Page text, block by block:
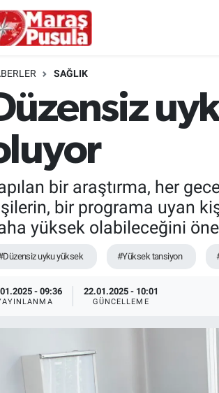
SAĞLIK
bir araştırma, her
bir programa uyan
yüksek olabileceğini
uyku yüksek #Yüksek tansiyon
- 09:36 22.01.2025 - 10:01
GÜNCELLEME
Durumu
Vakitleri
Yoğunluk Haritası
Durumu ve Fikstür